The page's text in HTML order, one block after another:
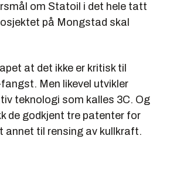
om Statoil i det hele tatt
på Mongstad skal
at det ikke er kritisk til
Men likevel utvikler
teknologi som kalles 3C. Og
de godkjent tre patenter for
annet til rensing av kullkraft.